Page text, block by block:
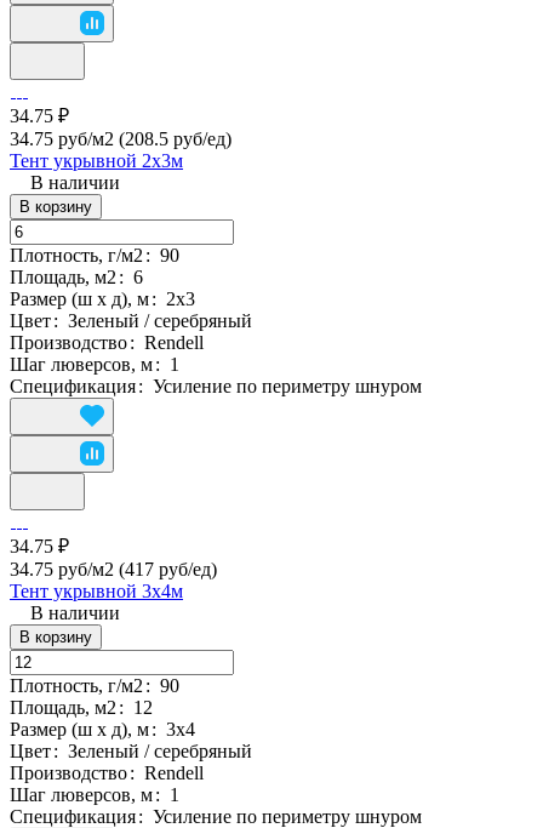
34.75 ₽
34.75 руб/м2 (208.5 руб/eд)
Тент укрывной 2х3м
В наличии
В корзину
Плотность, г/м2: 90
Площадь, м2: 6
Размер (ш х д), м: 2х3
Цвет: Зеленый / серебряный
Производство: Rendell
Шаг люверсов, м: 1
Спецификация: Усиление по периметру шнуром
34.75 ₽
34.75 руб/м2 (417 руб/eд)
Тент укрывной 3х4м
В наличии
В корзину
Плотность, г/м2: 90
Площадь, м2: 12
Размер (ш х д), м: 3х4
Цвет: Зеленый / серебряный
Производство: Rendell
Шаг люверсов, м: 1
Спецификация: Усиление по периметру шнуром